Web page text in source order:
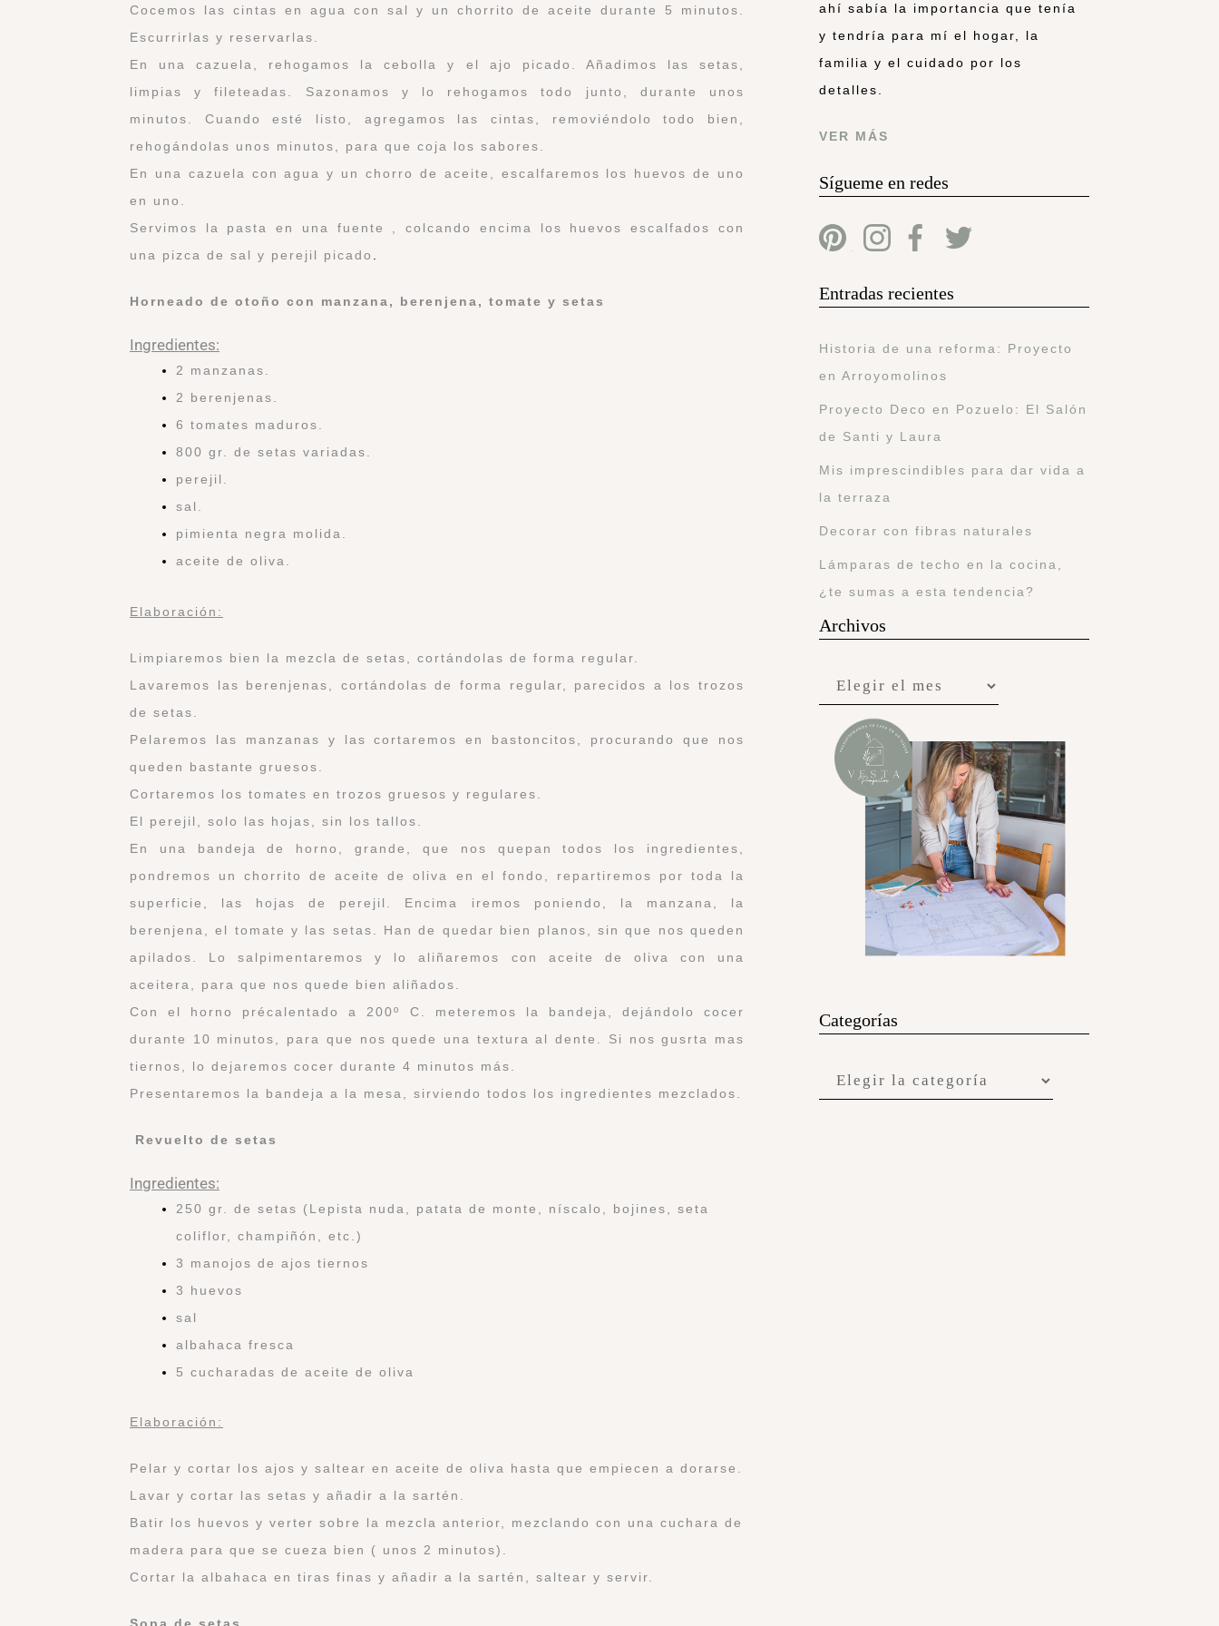
Cocemos las cintas en agua con sal y un chorrito de aceite durante 5 minutos.
Escurrirlas y reservarlas.
En una cazuela, rehogamos la cebolla y el ajo picado. Añadimos las setas,
limpias y fileteadas. Sazonamos y lo rehogamos todo junto, durante unos
minutos. Cuando esté listo, agregamos las cintas, removiéndolo todo bien,
rehogándolas unos minutos, para que coja los sabores.
En una cazuela con agua y un chorro de aceite, escalfaremos los huevos de uno
en uno.
Servimos la pasta en una fuente , colcando encima los huevos escalfados con
una pizca de sal y perejil picado
Horneado de otoño con manzana, berenjena, tomate y setas
Ingredientes:
2 manzanas.
2 berenjenas.
6 tomates maduros.
800 gr. de setas variadas.
perejil.
sal.
pimienta negra molida.
aceite de oliva.
Elaboración:
Limpiaremos bien la mezcla de setas, cortándolas de forma regular.
Lavaremos las berenjenas, cortándolas de forma regular, parecidos a los trozos
de setas.
Pelaremos las manzanas y las cortaremos en bastoncitos, procurando que nos
queden bastante gruesos.
Cortaremos los tomates en trozos gruesos y regulares.
El perejil, solo las hojas, sin los tallos.
En una bandeja de horno, grande, que nos quepan todos los ingredientes,
pondremos un chorrito de aceite de oliva en el fondo, repartiremos por toda la
superficie, las hojas de perejil. Encima iremos poniendo, la manzana, la
berenjena, el tomate y las setas. Han de quedar bien planos, sin que nos queden
apilados. Lo salpimentaremos y lo aliñaremos con aceite de oliva con una
aceitera, para que nos quede bien aliñados.
Con el horno précalentado a 200º C. meteremos la bandeja, dejándolo cocer
durante 10 minutos, para que nos quede una textura al dente. Si nos gusrta mas
tiernos, lo dejaremos cocer durante 4 minutos más.
Presentaremos la bandeja a la mesa, sirviendo todos los ingredientes mezclados.
Revuelto de setas
Ingredientes:
250 gr. de setas (Lepista nuda, patata de monte, níscalo, bojines, seta
coliflor, champiñón, etc.)
3 manojos de ajos tiernos
3 huevos
sal
albahaca fresca
5 cucharadas de aceite de oliva
Elaboración:
Pelar y cortar los ajos y saltear en aceite de oliva hasta que empiecen a dorarse.
Lavar y cortar las setas y añadir a la sartén.
Batir los huevos y verter sobre la mezcla anterior, mezclando con una cuchara de
madera para que se cueza bien ( unos 2 minutos).
Cortar la albahaca en tiras finas y añadir a la sartén, saltear y servir.
ahí sabía la importancia que tenía
y tendría para mí el hogar, la
familia y el cuidado por los
detalles.
VER MÁS
Sígueme en redes
Entradas recientes
Historia de una reforma: Proyecto
en Arroyomolinos
Proyecto Deco en Pozuelo: El Salón
de Santi y Laura
Mis imprescindibles para dar vida a
la terraza
Decorar con fibras naturales
Lámparas de techo en la cocina,
¿te sumas a esta tendencia?
Archivos
Categorías